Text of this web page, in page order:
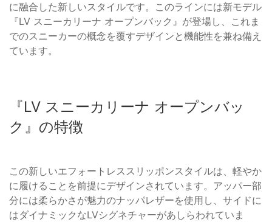
に融合した新しいスタイルです。このラインには新モデル
『LV スニーカリーナ オープンバック』が登場し、これま
でのスニーカーの概念を覆すデザインと機能性を兼ね備え
ています。
『LV スニーカリーナ オープンバッ
ク』の特徴
この新しいエフォートレススリッポンスタイルは、軽やか
に履けることを前提にデザインされています。アッパー部
分には柔らかさが魅力のナッパレザーを使用し、サイドに
はダイナミックなLVシグネチャーがあしらわれていま